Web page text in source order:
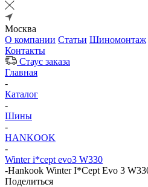
Москва
О компании Статьи Шиномонтаж
Контакты
Стаус заказа
Главная
-
Каталог
-
Шины
-
HANKOOK
-
Winter i*cept evo3 W330
-Hankook Winter I*Cept Evo 3
Поделиться